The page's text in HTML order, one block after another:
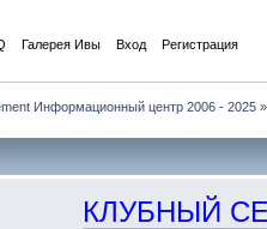
Галерея Ивы Вход Регистрация
Информационный центр 2006 - 2025»
КЛУБНЫЙ